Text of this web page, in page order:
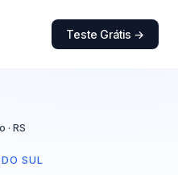
Teste Grátis →
RS
SUL